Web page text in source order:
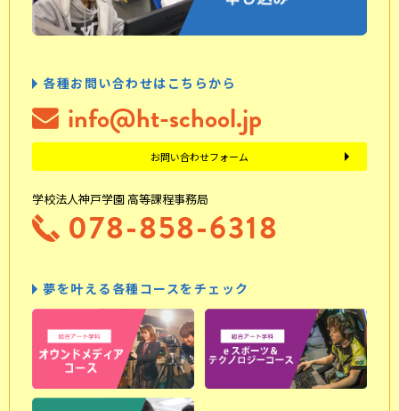
各種お問い合わせはこちらから
info@ht-school.jp
お問い合わせフォーム
学校法人神戸学園 高等課程事務局
078-858-6318
夢を叶える各種コースをチェック